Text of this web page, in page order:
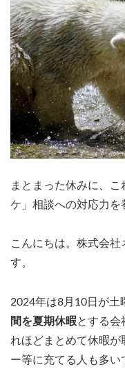
まとまった休みに、
ケ」相談への対応力を
こんにちは。株式会
す。
2024年は8月10日が土
間を夏期休暇とする会
れほどまとめて休暇
ー等に充てる人も多い